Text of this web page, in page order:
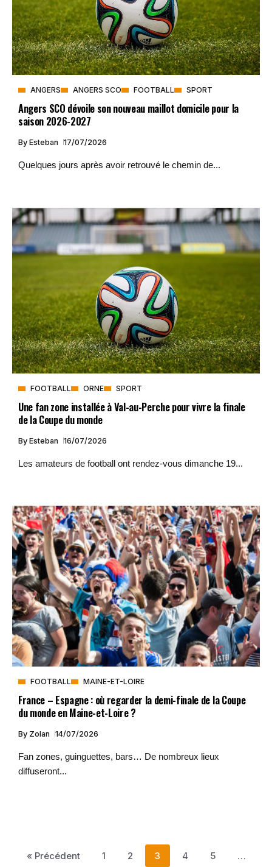
ANGERS ANGERS SCO FOOTBALL SPORT
Angers SCO dévoile son nouveau maillot domicile pour la
saison 2026-2027
By Esteban 17/07/2026
Quelques jours après avoir retrouvé le chemin de...
FOOTBALL ORNE SPORT
Une fan zone installée à Val-au-Perche pour vivre la finale
de la Coupe du monde
By Esteban 16/07/2026
Les amateurs de football ont rendez-vous dimanche 19...
FOOTBALL MAINE-ET-LOIRE
France – Espagne : où regarder la demi-finale de la Coupe
du monde en Maine-et-Loire ?
By Zolan 14/07/2026
Fan zones, guinguettes, bars… De nombreux lieux
diffuseront...
« Précédent 1 2 3 4 5
…